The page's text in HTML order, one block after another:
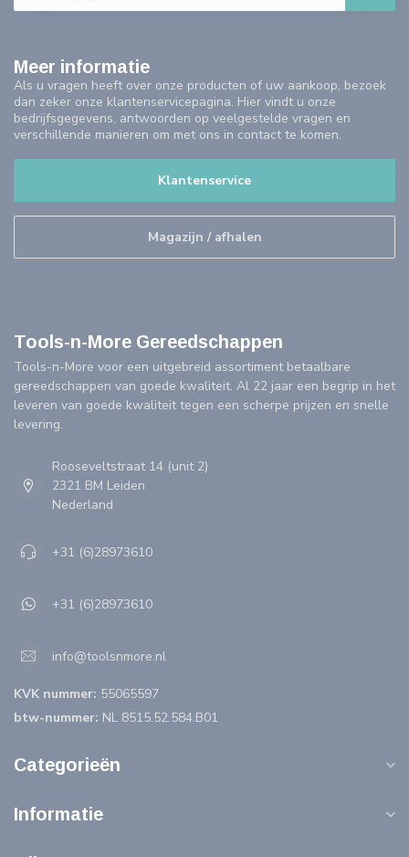
Meer informatie
Als u vragen heeft over onze producten of uw aankoop, bezoek
dan zeker onze klantenservicepagina. Hier vindt u onze
bedrijfsgegevens, antwoorden op veelgestelde vragen en
verschillende manieren om met ons in contact te komen.
Klantenservice
Magazijn / afhalen
Tools-n-More Gereedschappen
Tools-n-More voor een uitgebreid assortiment betaalbare
gereedschappen van goede kwaliteit. Al 22 jaar een begrip in het
leveren van goede kwaliteit tegen een scherpe prijzen en snelle
levering.
Rooseveltstraat 14 (unit 2)
2321 BM Leiden
Nederland
+31 (6)28973610
+31 (6)28973610
info@toolsnmore.nl
KVK nummer: 55065597
btw-nummer: NL 8515.52.584.B01
Categorieën
Informatie